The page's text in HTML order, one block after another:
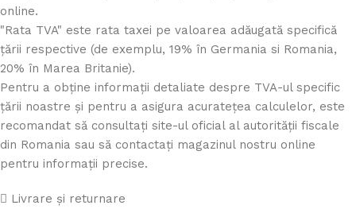
online.
"Rata TVA" este rata taxei pe valoarea adăugată specifică
țării respective (de exemplu, 19% în Germania si Romania,
20% în Marea Britanie).
Pentru a obține informații detaliate despre TVA-ul specific
țării noastre și pentru a asigura acuratețea calculelor, este
recomandat să consultați site-ul oficial al autorității fiscale
din Romania sau să contactați magazinul nostru online
pentru informații precise.
Livrare și returnare